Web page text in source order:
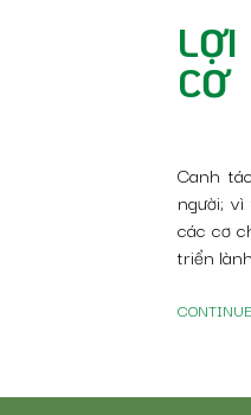
LỢI
CƠ
Canh
người;
các cơ
triển